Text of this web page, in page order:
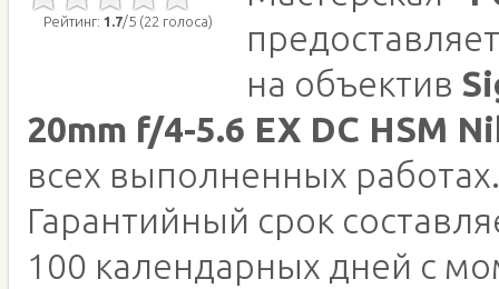
Рейтинг: 1.7/5 (22 голоса)
на объектив
20mm f/4-5.6 EX DC HSM
всех выполненных работах.
Гарантийный срок
100 календарных дней с